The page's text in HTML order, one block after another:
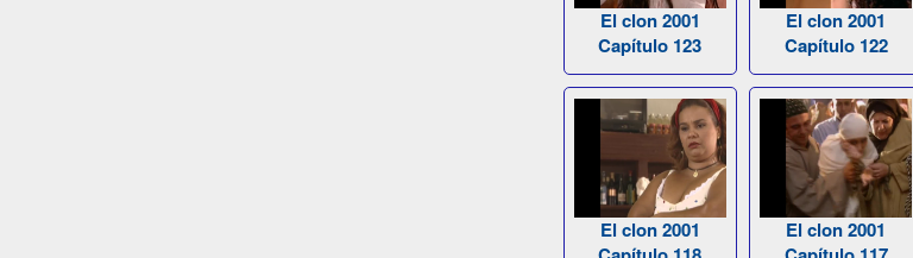
El clon 2001
Capítulo 123
El clon 2001
Capítulo 122
El clon 2001
El clon 2001